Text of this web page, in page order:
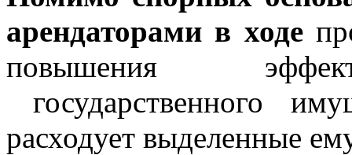
арендаторами в ходе
повышения
государственного
расходует выделенные